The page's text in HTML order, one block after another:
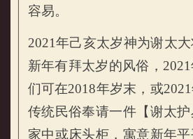
容易。
2021年己亥太岁神为谢太大
新年有拜太岁的风俗，
们可在2018年岁末，或
传统民俗奉请一件【谢太
家中或床头柜，寓意新年